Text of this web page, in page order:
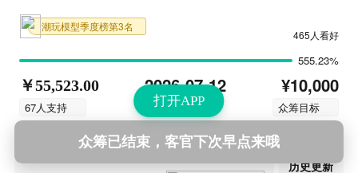
打开APP
潮玩模型季度榜第3名
465人看好
555.23%
￥55,523.00
67人支持
2026-07-12
结束时间
¥10,000
众筹目标
第13次更新 2026-07-12 20:00
历史更新
众筹已结束，客官下次早点来哦